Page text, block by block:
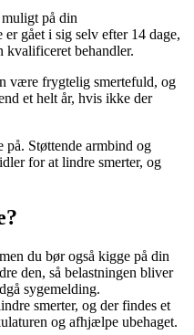
på din
gået i sig selv efter 14 dage,
kvalificeret behandler.
være frygtelig smertefuld, og
et helt år, hvis ikke der
på. Støttende armbind og
for at lindre smerter, og
du bør også kigge på din
den, så belastningen bliver
sygemelding.
smerter, og der findes et
og afhjælpe ubehaget.